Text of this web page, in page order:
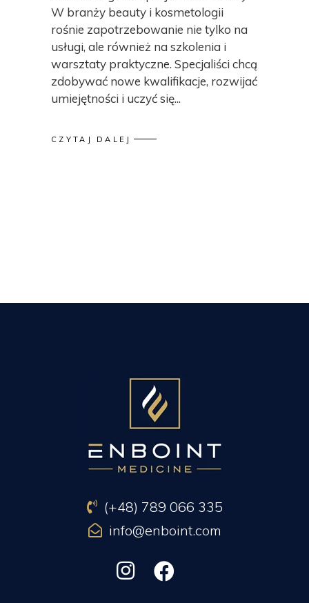
W branży beauty i kosmetologii
rośnie zapotrzebowanie nie tylko na
usługi, ale również na szkolenia i
warsztaty praktyczne. Specjaliści chcą
zdobywać nowe kwalifikacje, rozwijać
umiejętności i uczyć się
CZYTAJ DALEJ
(+48) 789 066 335
info@enboint.com